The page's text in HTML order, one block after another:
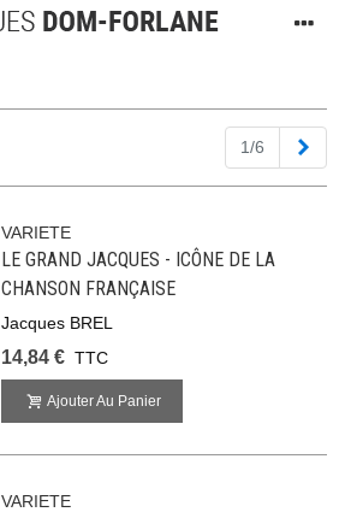
1/6
VARIETE
LE GRAND JACQUES - ICÔNE DE LA
CHANSON FRANÇAISE
Jacques BREL
14,84 € TTC
Ajouter Au Panier
VARIETE